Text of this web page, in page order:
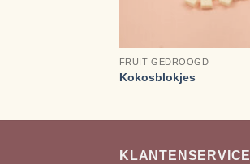
FRUIT GEDROOGD
Kokosblokjes
KLANTENSERVICE